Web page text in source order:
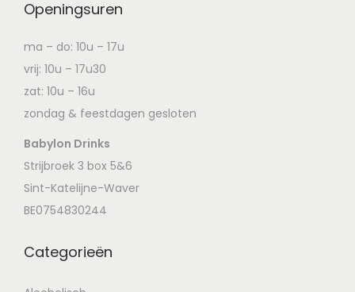
Openingsuren
ma – do: 10u – 17u
vrij: 10u – 17u30
zat: 10u – 16u
zondag & feestdagen gesloten
Babylon Drinks
Strijbroek 3 box 5&6
Sint-Katelijne-Waver
BE0754830244
Categorieën